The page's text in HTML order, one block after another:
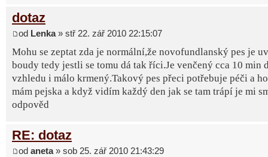
dotaz
od Lenka» stř 22. zář 2010 22:15:07
Mohu se zeptat zda je normální,že novofundlanský pes je
boudy tedy jestli se tomu dá tak říci.Je venčený cca 10 min
vzhledu i málo krmený.Takový pes přeci potřebuje péči a
mám pejska a když vidím každý den jak se tam trápí je mi
odpověd
RE: dotaz
od aneta» sob 25. zář 2010 21:43:29